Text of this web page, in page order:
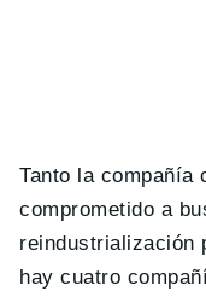
Tanto la compañía
comprometido a
reindustrialización
hay cuatro